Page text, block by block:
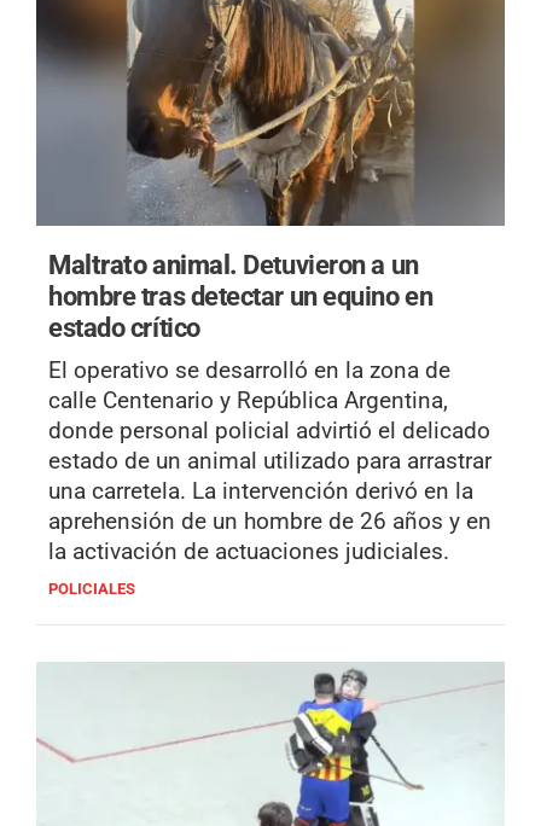
Maltrato animal. Detuvieron a un
hombre tras detectar un equino en
estado crítico
El operativo se desarrolló en la zona de
calle Centenario y República Argentina,
donde personal policial advirtió el delicado
estado de un animal utilizado para arrastrar
una carretela. La intervención derivó en la
aprehensión de un hombre de 26 años y en
la activación de actuaciones judiciales.
POLICIALES